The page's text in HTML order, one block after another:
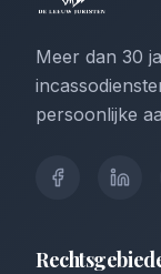
Meer dan 30
persoonlijke